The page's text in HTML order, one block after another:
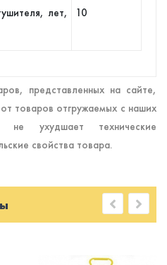
лет,
10
представленных на сайте,
товаров отгружаемых с наших
не ухудшает технические
свойства товара.